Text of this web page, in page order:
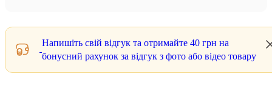
Напишіть свій відгук та отримайте 40 грн на
бонусний рахунок за відгук з фото або відео товару